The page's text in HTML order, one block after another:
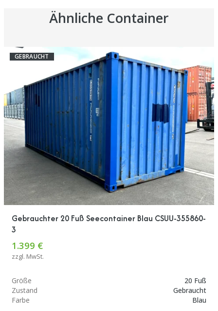
Container zentimetergenau und
präzise abgestellt. Pünktlichkeit
wirklich nicht – macht weiter so!
Ähnliche Container
GEBRAUCHT
Gebrauchter 20 Fuß Seecontainer Blau CSUU-355860-
3
1.399 €
zzgl. MwSt.
Größe
20 Fuß
Zustand
Gebraucht
Farbe
Blau